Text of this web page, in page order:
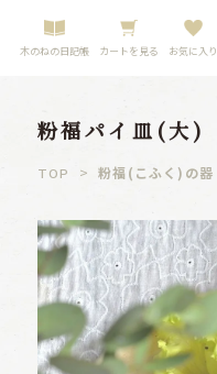
木のねの日記帳 カートを見る お気に入り
粉福パイ皿(大)
TOP >粉福(こふく)の器